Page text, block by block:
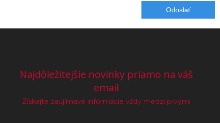
Najdôležitejšie novinky priamo na váš
email
Získajte zaujímavé informácie vždy medzi prvými